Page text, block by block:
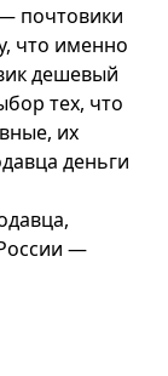
почтовики
что именно
дешевый
тех, что
их
деньги
—